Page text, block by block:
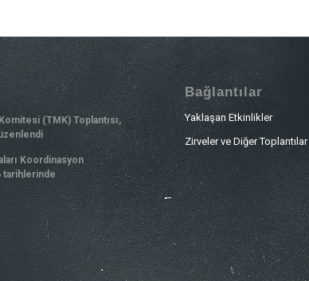
(TMK) Toplantısı,
Koordinasyon
tarihlerinde
Bağlantılar
Yaklaşan Etkinlikler
Zirveler ve Diğer Toplantılar